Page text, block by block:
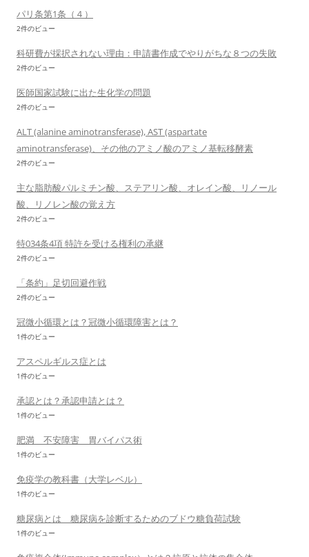
パリ条第1条（４）
2件のビュー
科研費が採択されない理由：申請書作成でやりがちな８つの失敗
2件のビュー
医師国家試験に出た生化学の問題
2件のビュー
ALT (alanine aminotransferase), AST (aspartate
aminotransferase)、その他のアミノ酸のアミノ基転移酵素
2件のビュー
主な脂肪酸パルミチン酸、ステアリン酸、オレイン酸、リノール
酸、リノレン酸の覚え方
2件のビュー
特034条4項 特許を受ける権利の承継
2件のビュー
「条約」足切回避作戦
2件のビュー
冠微小循環とは？冠微小循環障害とは？
1件のビュー
アスペルギルス症とは
1件のビュー
承認とは？承認申請とは？
1件のビュー
肥満 不安障害 胃バイパス術
1件のビュー
免疫学の教科書（大学レベル）
1件のビュー
糖尿病とは 糖尿病を診断するためのブドウ糖負荷試験
1件のビュー